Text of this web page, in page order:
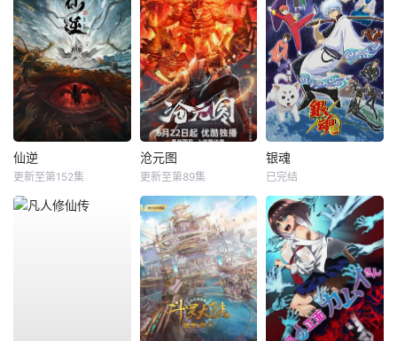
仙逆
更新至第152集
沧元图
更新至第89集
银魂
已完结